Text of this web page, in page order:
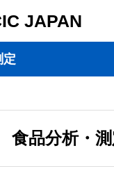
JAPAN
定
食品分析・